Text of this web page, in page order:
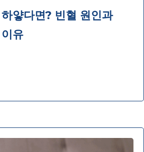
얗다면? 빈혈 원인과
유